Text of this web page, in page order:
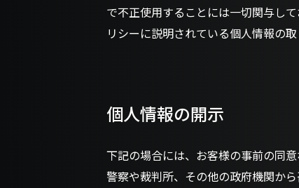
で不正使用することには一切関与し
リシーに説明されている個人情報の
個人情報の開示
下記の場合には、お客様の事前の同
警察や裁判所、その他の政府機関か